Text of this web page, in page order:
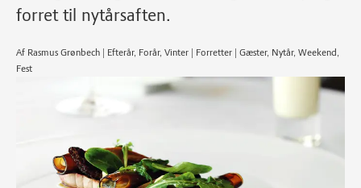
forret til nytårsaften.
Af Rasmus Grønbech | Efterår, Forår, Vinter | Forretter | Gæster, Nytår, Weekend,
Fest